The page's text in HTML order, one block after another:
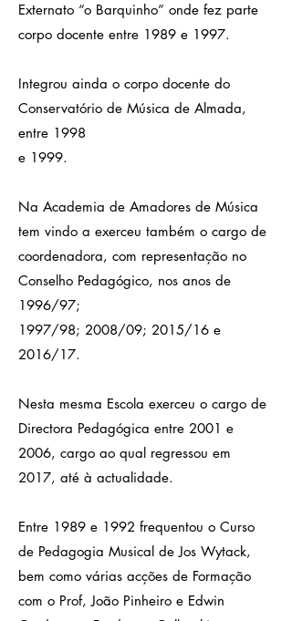
Externato “o Barquinho” onde fez parte
corpo docente entre 1989 e 1997.
Integrou ainda o corpo docente do
Conservatório de Música de Almada,
entre 1998
e 1999.
Na Academia de Amadores de Música
tem vindo a exerceu também o cargo de
coordenadora, com representação no
Conselho Pedagógico, nos anos de
1996/97;
1997/98; 2008/09; 2015/16 e
2016/17.
Nesta mesma Escola exerceu o cargo de
Directora Pedagógica entre 2001 e
2006, cargo ao qual regressou em
2017, até à actualidade.
Entre 1989 e 1992 frequentou o Curso
de Pedagogia Musical de Jos Wytack,
bem como várias acções de Formação
com o Prof, João Pinheiro e Edwin